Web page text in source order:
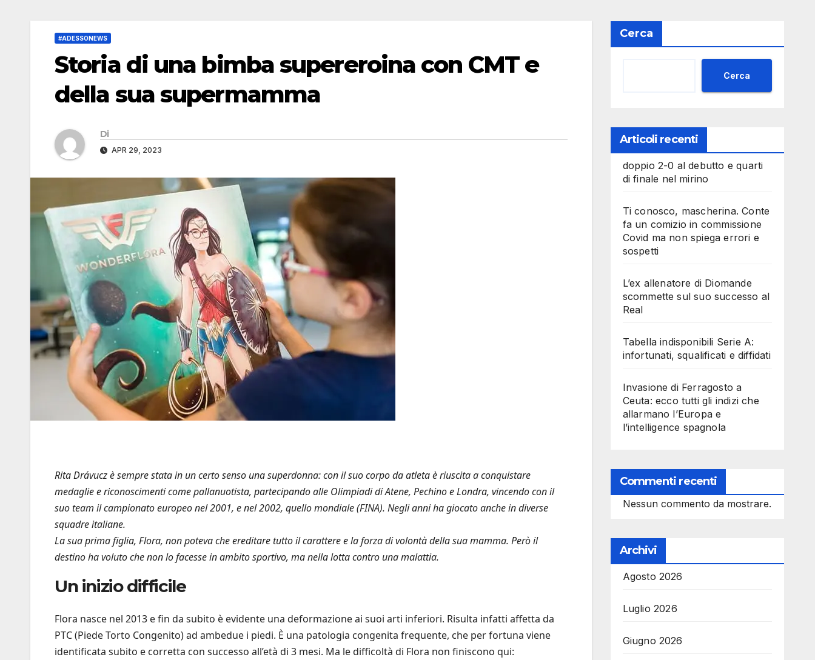
#ADESSONEWS
Storia di una bimba supereroina con CMT e
della sua supermamma
Di
APR 29, 2023
Rita Drávucz è sempre stata in un certo senso una superdonna: con il suo corpo da atleta è riuscita a conquistare
medaglie e riconoscimenti come pallanuotista, partecipando alle Olimpiadi di Atene, Pechino e Londra, vincendo con il
suo team il campionato europeo nel 2001, e nel 2002, quello mondiale (FINA). Negli anni ha giocato anche in diverse
squadre italiane.
La sua prima figlia, Flora, non poteva che ereditare tutto il carattere e la forza di volontà della sua mamma. Però il
destino ha voluto che non lo facesse in ambito sportivo, ma nella lotta contro una malattia.
Un inizio difficile
Flora nasce nel 2013 e fin da subito è evidente una deformazione ai suoi arti inferiori. Risulta infatti affetta da
PTC (Piede Torto Congenito) ad ambedue i piedi. È una patologia congenita frequente, che per fortuna viene
identificata subito e corretta con successo all’età di 3 mesi. Ma le difficoltà di Flora non finiscono qui:
Cerca
Cerca
Articoli recenti
doppio 2-0 al debutto e quarti
di finale nel mirino
Ti conosco, mascherina. Conte
fa un comizio in commissione
Covid ma non spiega errori e
sospetti
L’ex allenatore di Diomande
scommette sul suo successo al
Real
Tabella indisponibili Serie A:
infortunati, squalificati e diffidati
Invasione di Ferragosto a
Ceuta: ecco tutti gli indizi che
allarmano l’Europa e
l’intelligence spagnola
Commenti recenti
Nessun commento da mostrare.
Archivi
Agosto 2026
Luglio 2026
Giugno 2026